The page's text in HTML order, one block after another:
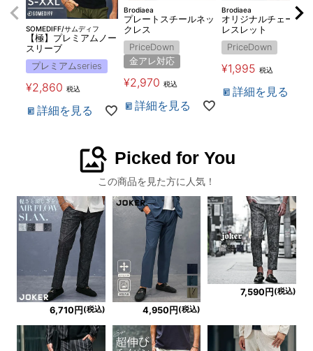
SOMEDIFF/サムディフ
【極】プレミアムノー
スリーブ
プレミアムseries
¥2,860 税込
詳細を見る
Brodiaea
プレートスチールネッ
クレス
PriceDown
金アレ対応
¥2,970 税込
詳細を見る
Brodiaea
オリジナルチェーンブ
レスレット
PriceDown
¥1,995 税込
詳細を見る
image_search Picked for You
この商品を見た方に人気！
6,710円(税込) 4,950円(税込)
7,590円 (税込)